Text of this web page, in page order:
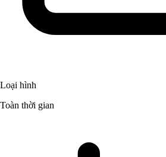
Loại hình
Toàn thời gian